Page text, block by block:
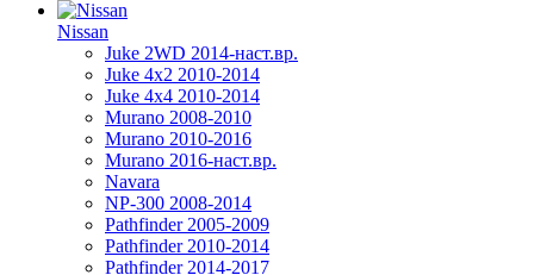
Nissan
Juke 2WD 2014-наст.вр.
Juke 4x2 2010-2014
Juke 4x4 2010-2014
Murano 2008-2010
Murano 2010-2016
Murano 2016-наст.вр.
Navara
NP-300 2008-2014
Pathfinder 2005-2009
Pathfinder 2010-2014
Pathfinder 2014-2017